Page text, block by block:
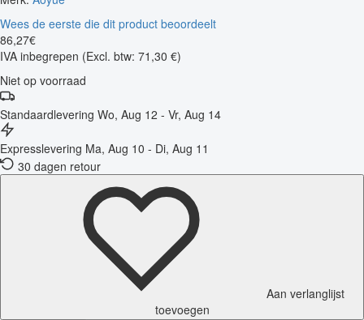
Wees de eerste die dit product beoordeelt
86,27€
IVA inbegrepen (Excl. btw: 71,30 €)
Niet op voorraad
Standaardlevering Wo, Aug 12 - Vr, Aug 14
Expresslevering Ma, Aug 10 - Di, Aug 11
30 dagen retour
Aan verlanglijst
toevoegen